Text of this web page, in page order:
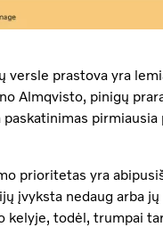
versle prastova yra
Almqvisto, pinigų
paskatinimas pirmiausia
prioritetas yra
įvyksta nedaug arba
kelyje, todėl, trumpai